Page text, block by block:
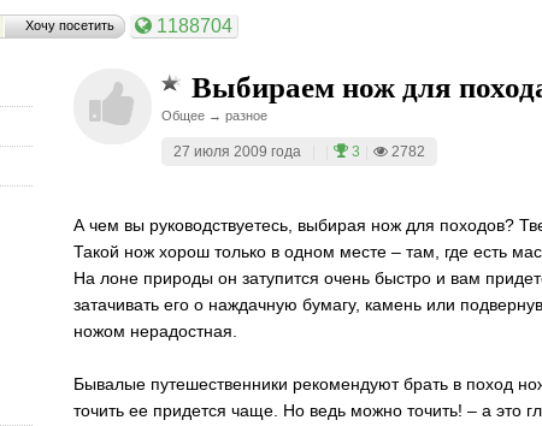
Хочу посетить 1188704
Выбираем нож для
Общее → разное
27 июля 2009 года 3 2782
А чем вы руководствуетесь, выбирая нож для походов?
Такой нож хорош только в одном месте – там, где есть
На лоне природы он затупится очень быстро и вам
затачивать его о наждачную бумагу, камень или
ножом нерадостная.
Бывалые путешественники рекомендуют брать в поход
точить ее придется чаще. Но ведь можно точить! – а это